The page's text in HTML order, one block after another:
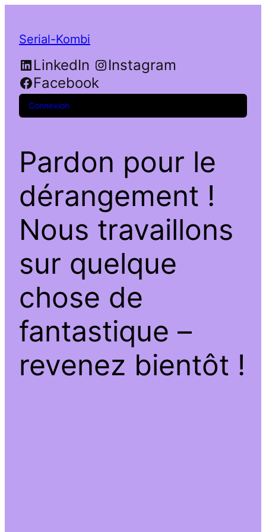
Serial-Kombi
LinkedIn
Instagram
Facebook
Connexion
Pardon pour le
dérangement !
Nous travaillons
sur quelque
chose de
fantastique –
revenez bientôt !